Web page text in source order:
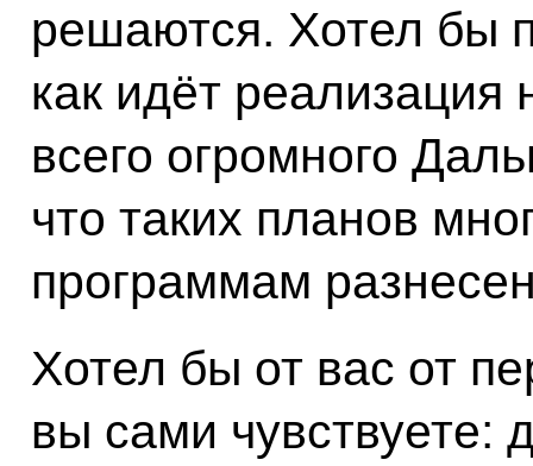
решаются. Хотел бы
как идёт
всего огромного
что таких планов
программам
Хотел бы от вас от
вы сами чувствуете: